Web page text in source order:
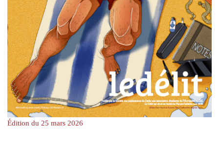
Édition du 25 mars 2026